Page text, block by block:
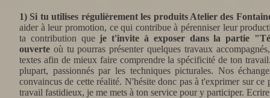
1) Si tu utilises régulièrement les produits Atelier des
aider à leur promotion, ce qui contribue à pérenniser leur
ta contribution que je t'invite à exposer dans la partie
ouverte où tu pourras présenter quelques travaux
textes afin de mieux faire comprendre la spécificité de ton
plupart, passionnés par les techniques picturales. Nos
convaincus de cette réalité. N'hésite donc pas à t'exprimer sur
travail fastidieux, je me mets à ton service pour y participer.